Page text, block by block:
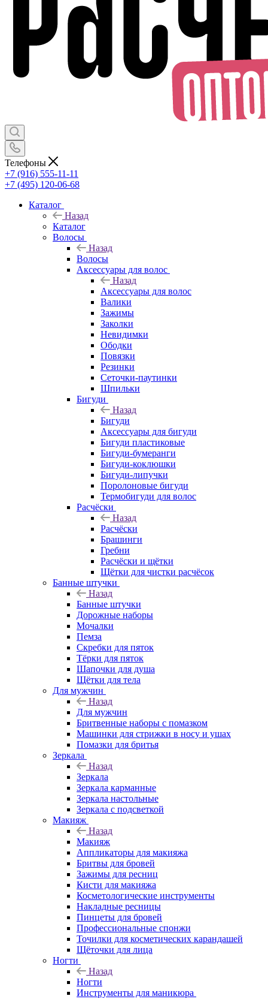
Телефоны
+7 (916) 555-11-11
+7 (495) 120-06-68
Каталог
Назад
Каталог
Волосы
Назад
Волосы
Аксессуары для волос
Назад
Аксессуары для волос
Валики
Зажимы
Заколки
Невидимки
Ободки
Повязки
Резинки
Сеточки-паутинки
Шпильки
Бигуди
Назад
Бигуди
Аксессуары для бигуди
Бигуди пластиковые
Бигуди-бумеранги
Бигуди-коклюшки
Бигуди-липучки
Поролоновые бигуди
Термобигуди для волос
Расчёски
Назад
Расчёски
Брашинги
Гребни
Расчёски и щётки
Щётки для чистки расчёсок
Банные штучки
Назад
Банные штучки
Дорожные наборы
Мочалки
Пемза
Скребки для пяток
Тёрки для пяток
Шапочки для душа
Щётки для тела
Для мужчин
Назад
Для мужчин
Бритвенные наборы с помазком
Машинки для стрижки в носу и ушах
Помазки для бритья
Зеркала
Назад
Зеркала
Зеркала карманные
Зеркала настольные
Зеркала с подсветкой
Макияж
Назад
Макияж
Аппликаторы для макияжа
Бритвы для бровей
Зажимы для ресниц
Кисти для макияжа
Косметологические инструменты
Накладные ресницы
Пинцеты для бровей
Профессиональные спонжи
Точилки для косметических карандашей
Щёточки для лица
Ногти
Назад
Ногти
Инструменты для маникюра